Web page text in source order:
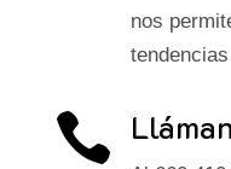
nos
